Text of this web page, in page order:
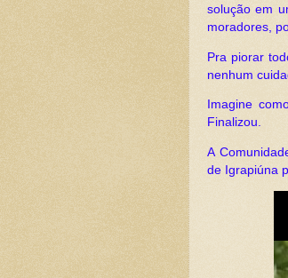
solução em
moradores,
Pra piorar
nenhum
Imagine
Finalizou.
A
de Igrapiúna